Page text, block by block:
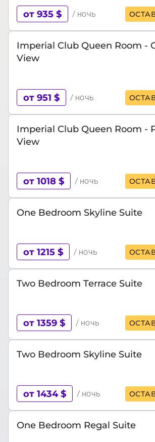
от 935 $ / ночь
Imperial Club Queen Room -
View
от 951 $ / ночь
Imperial Club Queen Room -
View
от 1018 $ / ночь
One Bedroom Skyline Suite
от 1215 $ / ночь
Two Bedroom Terrace Suite
от 1359 $ / ночь
Two Bedroom Skyline Suite
от 1434 $ / ночь
One Bedroom Regal Suite